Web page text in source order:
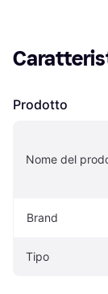
Prodotto
Nome del
Brand
Tipo